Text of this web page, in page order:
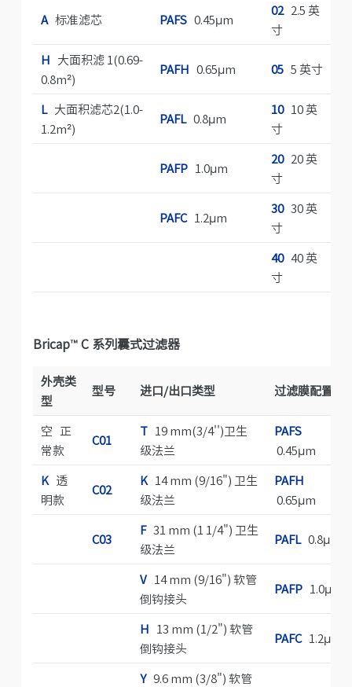
A标准滤芯 PAFS0.45μm
022.5 英
寸
H 大面积滤 1(0.69-
0.8m²)
PAFH 0.65μm 055 英寸
L大面积滤芯2(1.0-
1.2m²)
PAFL0.8μm
1010 英
寸
PAFP1.0μm
2020 英
寸
PAFC1.2μm
3030 英
寸
4040 英
寸
Bricap™ C 系列囊式过滤器
外壳类
型
型号 进口/出口类型 过滤膜配置
空 正
常款
C01
T19 mm(3/4'')卫生
级法兰
PAFS
0.45μm
K透
明款
C02
K14 mm (9/16") 卫生
级法兰
PAFH
0.65μm
C03
F31 mm (1 1/4") 卫生
级法兰
PAFL0.8μm
V14 mm (9/16") 软管
倒钩接头
PAFP1.0μm
H 13 mm (1/2") 软管
倒钩接头
PAFC1.2μm
Y9.6 mm (3/8") 软管